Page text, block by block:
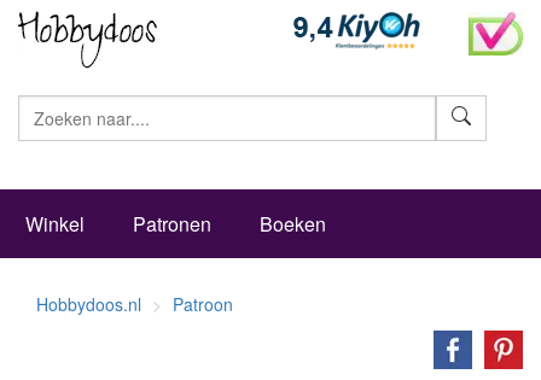
Winkel Patronen Boeken
Hobbydoos.nl Patroon